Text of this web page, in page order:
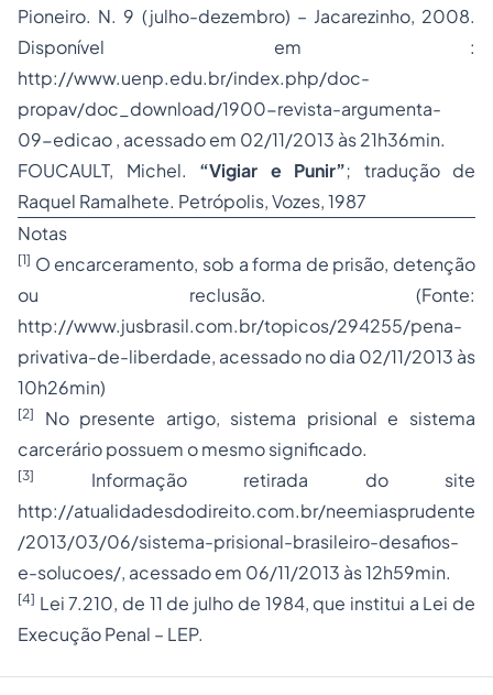
Pioneiro. N. 9 (julho-dezembro) – Jacarezinho, 2008.
Disponível em :
http://www.uenp.edu.br/index.php/doc-
propav/doc_download/1900-revista-argumenta-
09-edicao , acessado em 02/11/2013 às 21h36min.
FOUCAULT, Michel. “Vigiar e Punir”; tradução de
Raquel Ramalhete. Petrópolis, Vozes, 1987
Notas
[1] O encarceramento, sob a forma de prisão, detenção
ou reclusão. (Fonte:
http://www.jusbrasil.com.br/topicos/294255/pena-
privativa-de-liberdade, acessado no dia 02/11/2013 às
10h26min)
[2]
No presente artigo, sistema prisional e sistema
carcerário possuem o mesmo significado.
[3]
Informação retirada do site
http://atualidadesdodireito.com.br/neemiasprudente
/2013/03/06/sistema-prisional-brasileiro-desafios-
e-solucoes/, acessado em 06/11/2013 às 12h59min.
[4] Lei 7.210, de 11 de julho de 1984, que institui a Lei de
Execução Penal – LEP.